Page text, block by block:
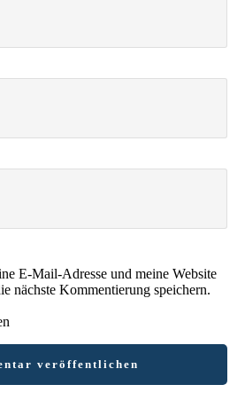
E-Mail-Adresse und meine Website
nächste Kommentierung speichern.
veröffentlichen